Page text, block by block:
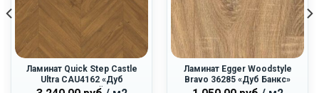
Ламинат Quick Step Castle
Ultra CAU4162 «Дуб
Горчичный»
Ламинат Egger Woodstyle
Bravo 36285 «Дуб Банкс»